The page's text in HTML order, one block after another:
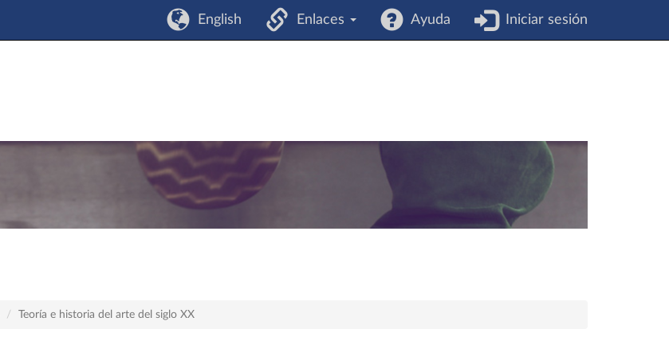
English Enlaces Ayuda Iniciar sesión
Teoría e historia del arte del siglo XX